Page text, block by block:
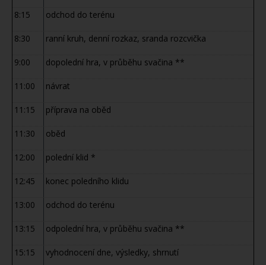
8:15 odchod do terénu
8:30 ranní kruh, denní rozkaz, sranda rozcvička
9:00 dopolední hra, v průběhu svačina **
11:00 návrat
11:15 příprava na oběd
11:30 oběd
12:00 polední klid *
12:45 konec poledního klidu
13:00 odchod do terénu
13:15 odpolední hra, v průběhu svačina **
15:15 vyhodnocení dne, výsledky, shrnutí